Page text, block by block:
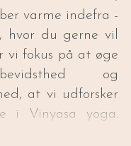
varme indefra -
hvor du gerne vil
vi fokus på at øge
og
at vi udforsker
i Vinyasa yoga.